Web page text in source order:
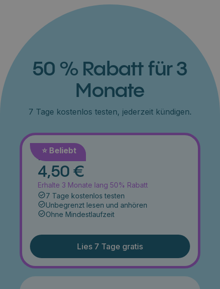
50 % Rabatt für 3
Monate
7 Tage kostenlos testen, jederzeit kündigen.
⭐️ Beliebt
Monat
4,50 €
Erhalte 3 Monate lang 50% Rabatt
7 Tage kostenlos testen
Unbegrenzt lesen und anhören
Ohne Mindestlaufzeit
Lies 7 Tage gratis